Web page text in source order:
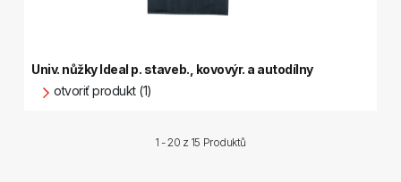
Univ. nůžky Ideal p. staveb., kovovýr. a autodílny
otvoriť produkt (1)
1 - 20 z 15 Produktů